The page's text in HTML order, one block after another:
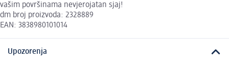
vašim površinama nevjerojatan sjaj!
dm broj proizvoda: 2328889
EAN: 3838980101014
Upozorenja